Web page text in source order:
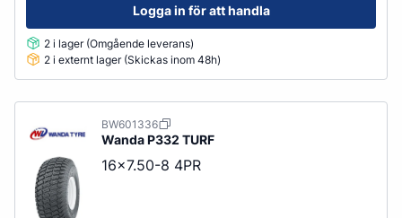
Logga in för att handla
2 i lager (Omgående leverans)
2 i externt lager (Skickas inom 48h)
BW601336
WandaP332 TURF
16x7.50-8 4PR